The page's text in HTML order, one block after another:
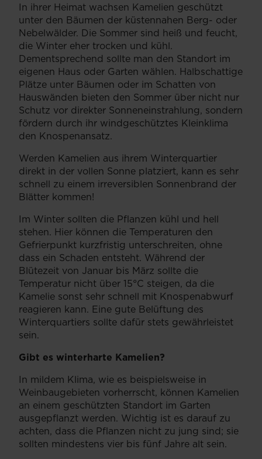
In ihrer Heimat wachsen Kamelien geschützt
unter den Bäumen der küstennahen Berg- oder
Nebelwälder. Die Sommer sind heiß und feucht,
die Winter eher trocken und kühl.
Dementsprechend sollte man den Standort im
eigenen Haus oder Garten wählen. Halbschattige
Plätze unter Bäumen oder im Schatten von
Hauswänden bieten den Sommer über nicht nur
Schutz vor direkter Sonneneinstrahlung, sondern
fördern durch ihr windgeschütztes Kleinklima
den Knospenansatz.
Werden Kamelien aus ihrem Winterquartier
direkt in der vollen Sonne platziert, kann es sehr
schnell zu einem irreversiblen Sonnenbrand der
Blätter kommen!
Im Winter sollten die Pflanzen kühl und hell
stehen. Hier können die Temperaturen den
Gefrierpunkt kurzfristig unterschreiten, ohne
dass ein Schaden entsteht. Während der
Blütezeit von Januar bis März sollte die
Temperatur nicht über 15°C steigen, da die
Kamelie sonst sehr schnell mit Knospenabwurf
reagieren kann. Eine gute Belüftung des
Winterquartiers sollte dafür stets gewährleistet
sein.
Gibt es winterharte Kamelien?
In mildem Klima, wie es beispielsweise in
Weinbaugebieten vorherrscht, können Kamelien
an einem geschützten Standort im Garten
ausgepflanzt werden. Wichtig ist es darauf zu
achten, dass die Pflanzen nicht zu jung sind; sie
sollten mindestens vier bis fünf Jahre alt sein.